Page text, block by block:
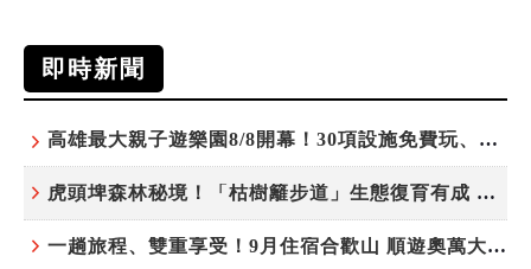
即時新聞
高雄最大親子遊樂園8/8開幕！30項設施免費玩、YOYO家族嗨翻暑假
虎頭埤森林秘境！「枯樹籬步道」生態復育有成 走進大自然生命教室
一趟旅程、雙重享受！9月住宿合歡山 順遊奧萬大10元優惠入園